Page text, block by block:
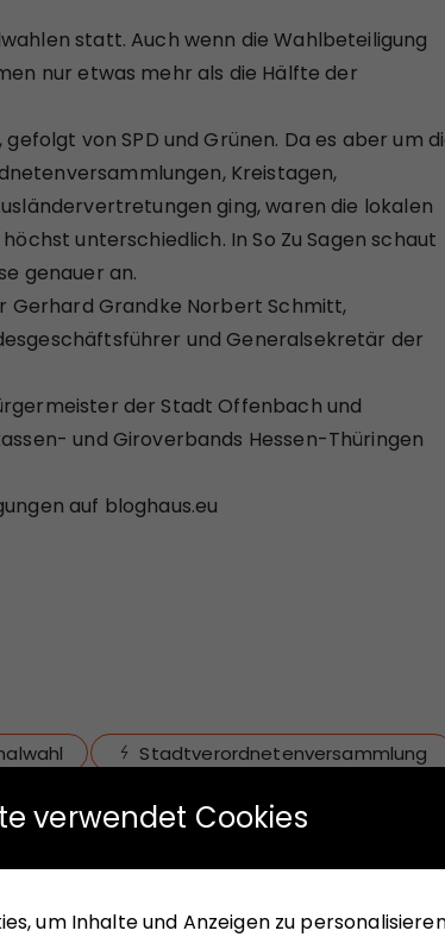
statt. Auch wenn die Wahlbeteiligung
nur etwas mehr als die Hälfte der
von SPD und Grünen. Da es aber um
Kreistagen,
ging, waren die lokalen
unterschiedlich. In So Zu Sagen schaut
genauer an.
Gerhard Grandke Norbert Schmitt,
und Generalsekretär der
der Stadt Offenbach und
und Giroverbands Hessen-Thüringen
auf bloghaus.eu
Stadtverordnetenversammlung
NÄCHSTER BEITRAG
verwendet Cookies
um Inhalte und Anzeigen zu